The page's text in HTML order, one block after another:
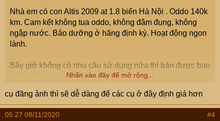
Nhà em có con Altis 2009 at 1.8 biển Hà Nội . Oddo 140k
km. Cam kết không tua oddo, không đâm đụng, không
ngập nước. Bảo dưỡng ở hãng định kỳ. Hoạt động ngon
lành.
Bây giờ không có nhu cầu sử dụng nữa thì bán được bao
nhiêu tiền ạ. Mong các cụ tư vấn.
Nhấn vào đây để mở rộng...
cụ đăng ảnh thì sẽ dễ dàng để các cụ ở đây định giá hơn
05:27 08/11/2020 #4